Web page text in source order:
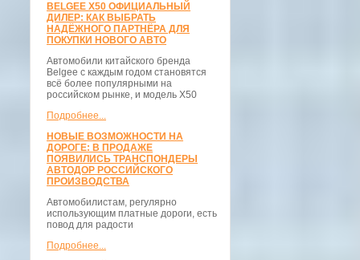
BELGEE X50 ОФИЦИАЛЬНЫЙ
ДИЛЕР: КАК ВЫБРАТЬ
НАДЁЖНОГО ПАРТНЁРА ДЛЯ
ПОКУПКИ НОВОГО АВТО
Автомобили китайского бренда
Belgee с каждым годом становятся
всё более популярными на
российском рынке, и модель X50
Подробнее...
НОВЫЕ ВОЗМОЖНОСТИ НА
ДОРОГЕ: В ПРОДАЖЕ
ПОЯВИЛИСЬ ТРАНСПОНДЕРЫ
АВТОДОР РОССИЙСКОГО
ПРОИЗВОДСТВА
Автомобилистам, регулярно
использующим платные дороги, есть
повод для радости
Подробнее...